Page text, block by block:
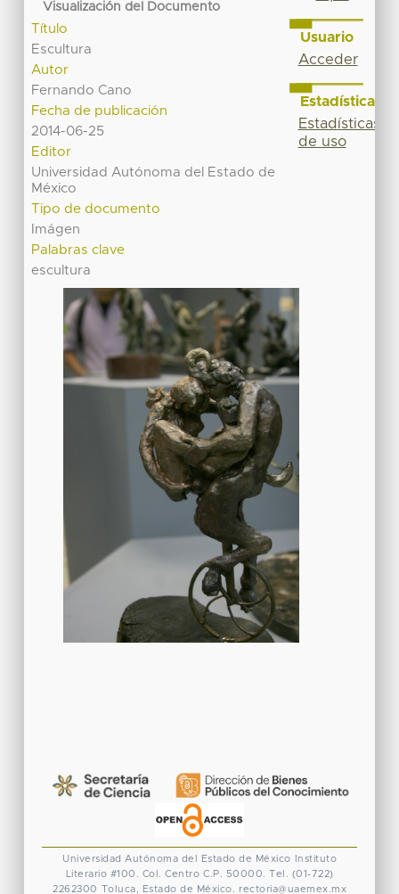
Visualización del Documento
Título
Escultura
Autor
Fernando Cano
Fecha de publicación
2014-06-25
Editor
Universidad Autónoma del Estado de
México
Tipo de documento
Imágen
Palabras clave
escultura
Usuario
Acceder
Estadísticas
Estadísticas
de uso
Universidad Autónoma del Estado de México
Instituto
Literario #100. Col. Centro C.P. 50000. Tel. (01-722)
2262300 Toluca, Estado de México. rectoria@uaemex.mx